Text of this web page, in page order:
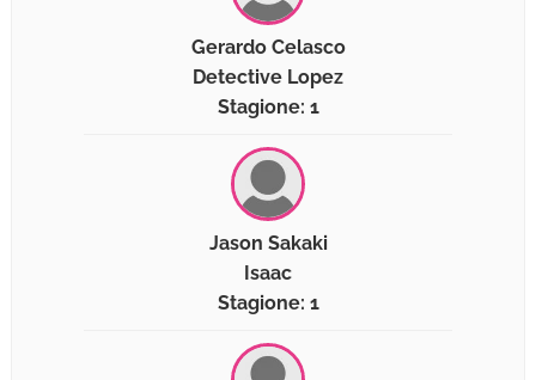
Gerardo Celasco
Detective Lopez
Stagione: 1
Jason Sakaki
Isaac
Stagione: 1